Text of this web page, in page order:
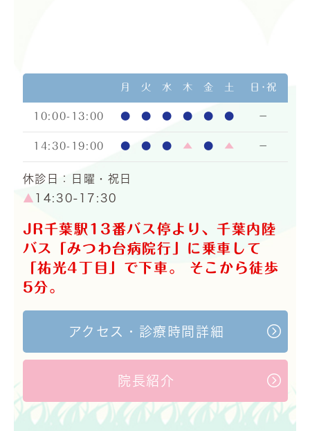
月 火 水 木 金 土 日･祝
10:00-13:00 ● ● ● ● ● ● －
14:30-19:00 ● ● ● ▲ ● ▲ －
休診日：日曜・祝日
▲ 14:30-17:30
JR千葉駅13番バス停より、千葉内陸
バス「みつわ台病院行」に乗車して
「祐光4丁目」で下車。 そこから徒歩
5分。
アクセス・診療時間詳細
院長紹介